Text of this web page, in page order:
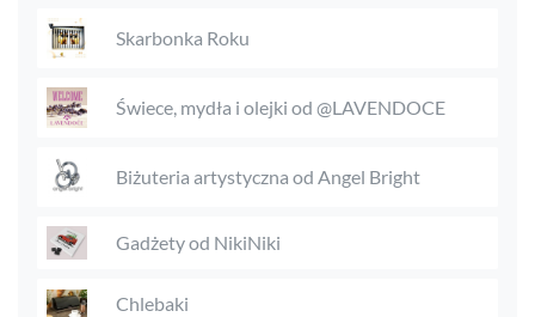
Skarbonka Roku
Świece, mydła i olejki od @LAVENDOCE
Biżuteria artystyczna od Angel Bright
Gadżety od NikiNiki
Chlebaki